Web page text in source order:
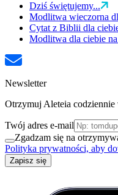
Dziś świętujemy...
Modlitwa wieczorna
Cytat z Biblii dla
Modlitwa dla ciebie
Newsletter
Otrzymuj Aleteia
Twój adres e-mail
Zgadzam się na
Polityka prywatności, aby
Zapisz się